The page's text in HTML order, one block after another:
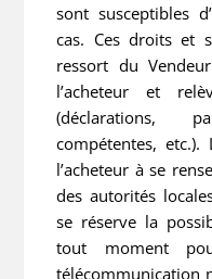
sont susceptibles
cas. Ces droits et
ressort du
l’acheteur et
(déclarations,
compétentes,
l’acheteur à se
des autorités
se réserve la
tout moment
télécommunication